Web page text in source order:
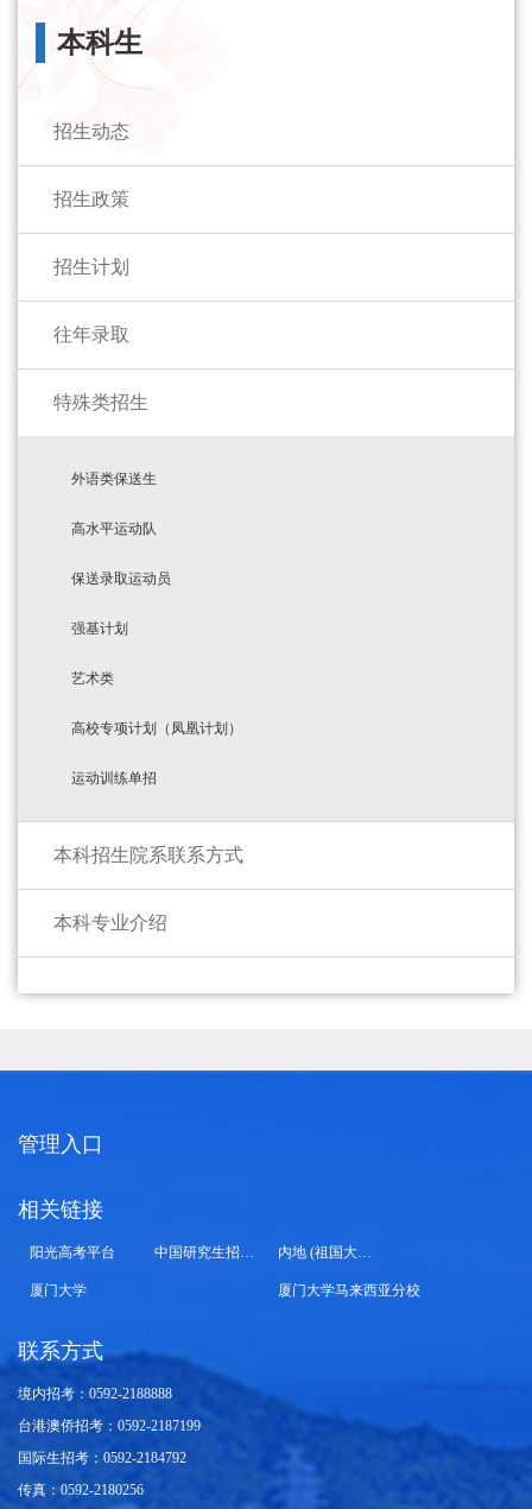
本科生
招生动态
招生政策
招生计划
往年录取
特殊类招生
外语类保送生
高水平运动队
保送录取运动员
强基计划
艺术类
高校专项计划（凤凰计划）
运动训练单招
本科招生院系联系方式
本科专业介绍
管理入口
相关链接
阳光高考平台 中国研究生招生信息网 内地 (祖国大陆) 高校面向港澳台招生信息网
厦门大学 厦门大学马来西亚分校
联系方式
境内招考：0592-2188888
台港澳侨招考：0592-2187199
国际生招考：0592-2184792
传真：0592-2180256